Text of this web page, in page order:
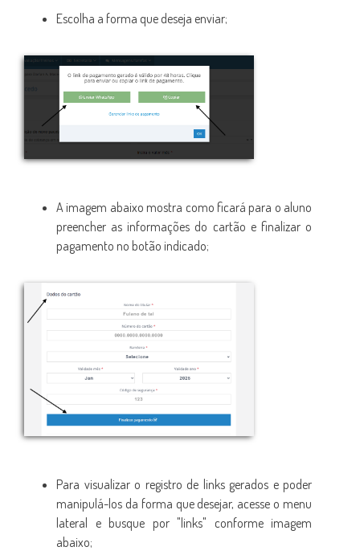
Escolha a forma que deseja enviar;
A imagem abaixo mostra como ficará para o aluno
preencher as informações do cartão e finalizar o
pagamento no botão indicado;
Para visualizar o registro de links gerados e poder
manipulá-los da forma que desejar, acesse o menu
lateral e busque por "links" conforme imagem
abaixo;